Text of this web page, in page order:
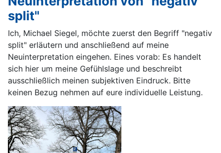
split"
Ich, Michael Siegel, möchte zuerst den Begriff "negativ
split" erläutern und anschließend auf meine
Neuinterpretation eingehen. Eines vorab: Es handelt
sich hier um meine Gefühlslage und beschreibt
ausschließlich meinen subjektiven Eindruck. Bitte
keinen Bezug nehmen auf eure individuelle Leistung.